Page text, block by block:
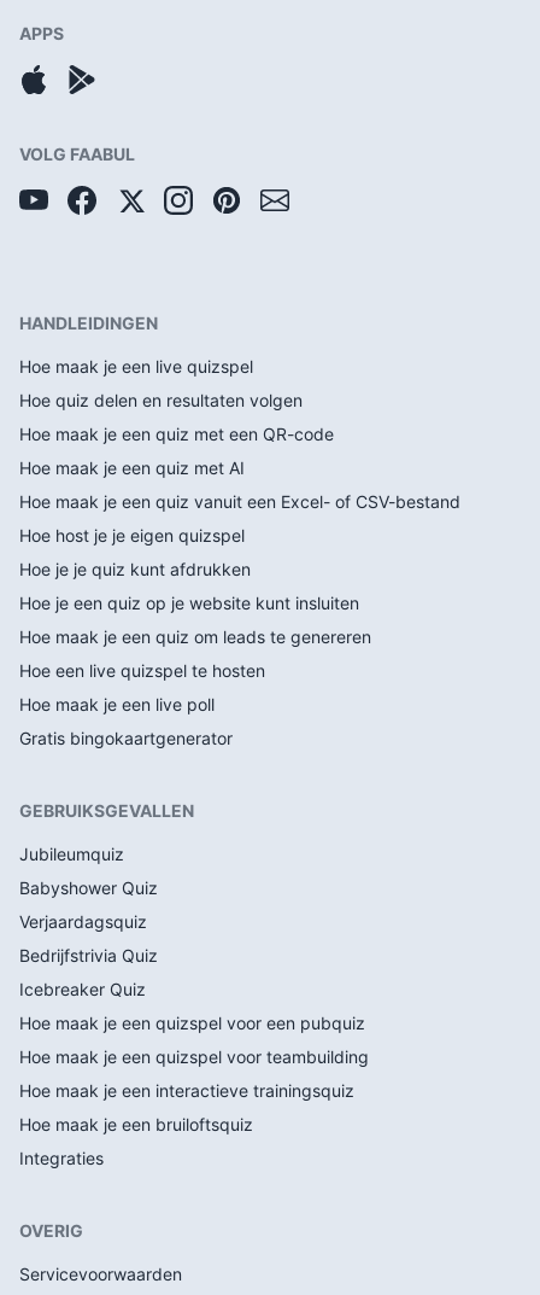
APPS
VOLG FAABUL
HANDLEIDINGEN
Hoe maak je een live quizspel
Hoe quiz delen en resultaten volgen
Hoe maak je een quiz met een QR-code
Hoe maak je een quiz met AI
Hoe maak je een quiz vanuit een Excel- of CSV-bestand
Hoe host je je eigen quizspel
Hoe je je quiz kunt afdrukken
Hoe je een quiz op je website kunt insluiten
Hoe maak je een quiz om leads te genereren
Hoe een live quizspel te hosten
Hoe maak je een live poll
Gratis bingokaartgenerator
GEBRUIKSGEVALLEN
Jubileumquiz
Babyshower Quiz
Verjaardagsquiz
Bedrijfstrivia Quiz
Icebreaker Quiz
Hoe maak je een quizspel voor een pubquiz
Hoe maak je een quizspel voor teambuilding
Hoe maak je een interactieve trainingsquiz
Hoe maak je een bruiloftsquiz
Integraties
OVERIG
Servicevoorwaarden